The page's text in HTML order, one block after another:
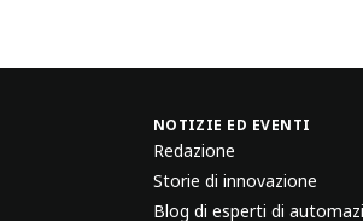
NOTIZIE ED EVENTI
Redazione
Storie di innovazione
Blog di esperti di